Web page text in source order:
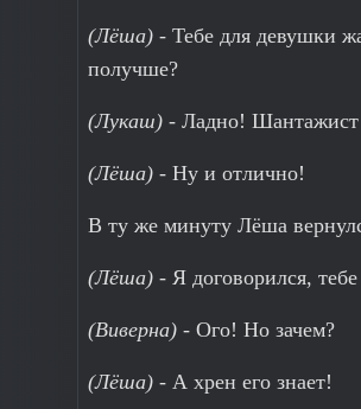
(Лёша) - Тебе для девушки
получше?
(Лукаш) - Ладно! Шантажист
(Лёша) - Ну и отлично!
В ту же минуту Лёша
(Лёша) - Я договорился,
(Виверна) - Ого! Но зачем?
(Лёша) - А хрен его знает!